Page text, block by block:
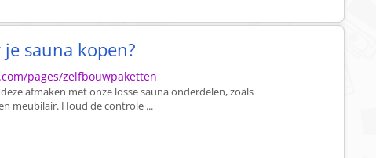
sauna kopen?
pages/zelfbouwpaketten
afmaken met onze losse sauna onderdelen, zoals
meubilair. Houd de controle ...